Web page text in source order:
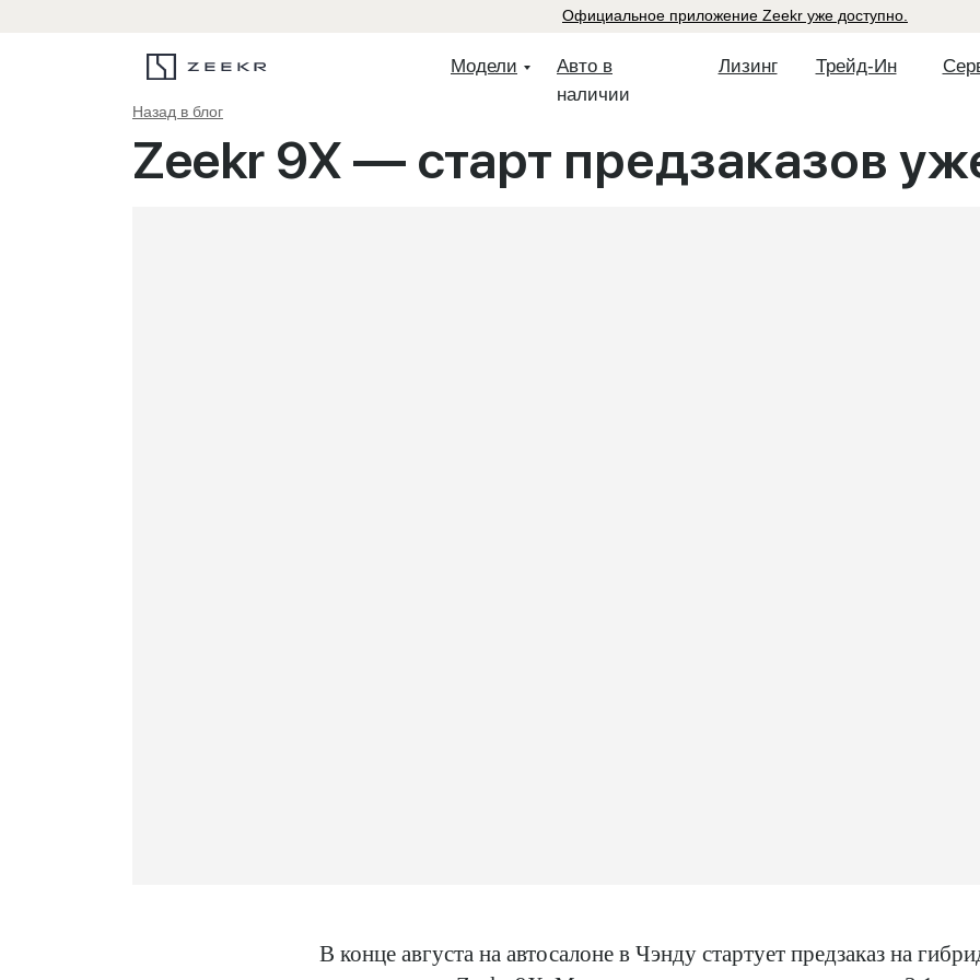
Модели
Авто в
наличии
Трейд-Ин
Лизинг
Официальное приложение Zeekr уже доступно.
Назад в блог
Zeekr 9X — старт предзаказов
В конце августа на автосалоне в Чэнду стартует предзаказ на